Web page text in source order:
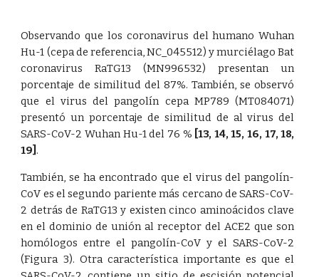
Observando que los coronavirus del humano Wuhan
Hu-1 (cepa de referencia, NC_045512) y murciélago Bat
coronavirus RaTG13 (MN996532) presentan un
porcentaje de similitud del 87%. También, se observó
que el virus del pangolín cepa MP789 (MT084071)
presentó un porcentaje de similitud de al virus del
SARS-CoV-2 Wuhan Hu-1 del 76 % [13, 14,15,16, 17,18,
19] .
También, se ha encontrado que el virus del pangolín-
CoV es el segundo pariente más cercano de SARS-CoV-
2 detrás de RaTG13 y existen cinco aminoácidos clave
en el dominio de unión al receptor del ACE2 que son
homólogos entre el pangolín-CoV y el SARS-CoV-2
(Figura 3). Otra característica importante es que el